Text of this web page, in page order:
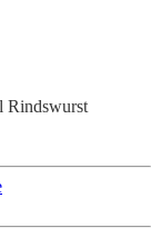
Rindswurst